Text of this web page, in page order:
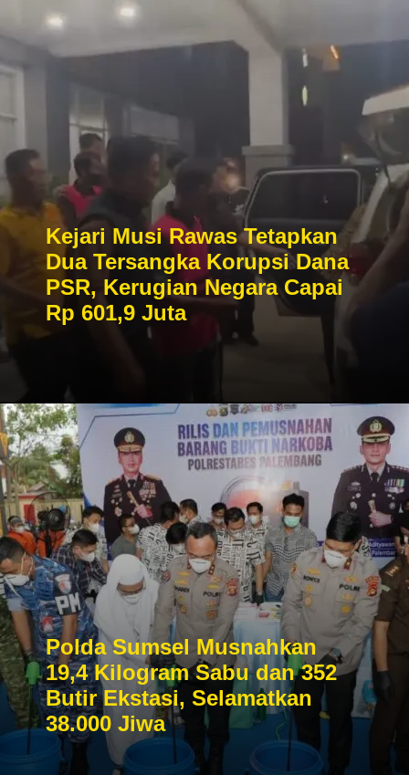
Kejari Musi Rawas Tetapkan
Dua Tersangka Korupsi Dana
PSR, Kerugian Negara Capai
Rp 601,9 Juta
Polda Sumsel Musnahkan
19,4 Kilogram Sabu dan 352
Butir Ekstasi, Selamatkan
38.000 Jiwa